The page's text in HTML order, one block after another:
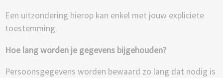
Een uitzondering hierop kan enkel met jouw expliciete
toestemming.
Hoe lang worden je gegevens bijgehouden?
Persoonsgegevens worden bewaard zo lang dat nodig is